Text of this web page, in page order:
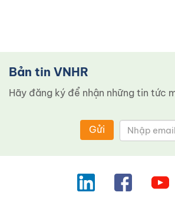
Bản tin VNHR
Hãy đăng ký để nhận những tin tức
Gửi